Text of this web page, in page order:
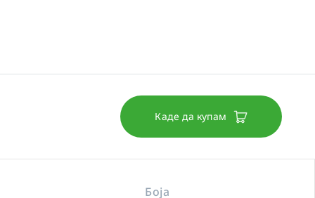
Каде да купам
Боја